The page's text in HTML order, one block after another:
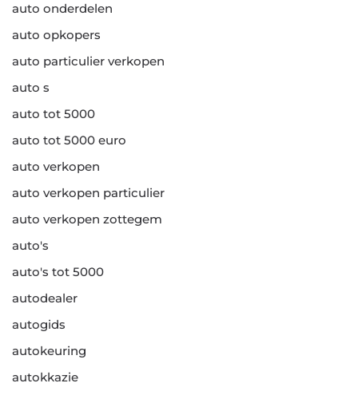
auto onderdelen
auto opkopers
auto particulier verkopen
auto s
auto tot 5000
auto tot 5000 euro
auto verkopen
auto verkopen particulier
auto verkopen zottegem
auto's
auto's tot 5000
autodealer
autogids
autokeuring
autokkazie